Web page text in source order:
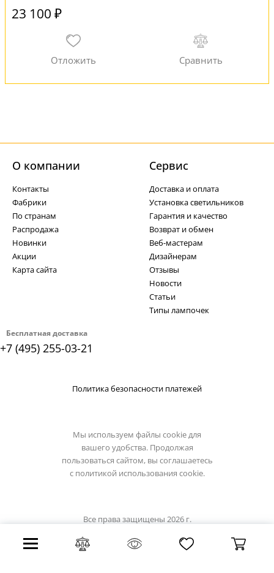
23 100 ₽
Бесплатная доставка
+7 (495) 255-03-21
О компании
Контакты
Фабрики
По странам
Распродажа
Новинки
Акции
Карта сайта
Cервис
Доставка и оплата
Установка светильников
Гарантия и качество
Возврат и обмен
Веб-мастерам
Дизайнерам
Отзывы
Новости
Статьи
Типы лампочек
Политика безопасности платежей
Мы используем файлы cookie для
вашего удобства. Продолжая
пользоваться сайтом, вы соглашаетесь
с политикой использования cookie.
Все права защищены 2026 г.